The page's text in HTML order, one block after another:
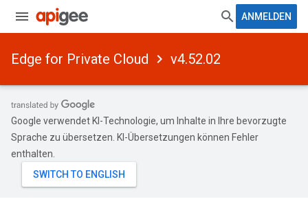
ANMELDEN
Edge for Private Cloud v4.52.02
Google verwendet KI-Technologie, um Inhalte in Ihre bevorzugte
Sprache zu übersetzen. KI-Übersetzungen können Fehler
enthalten.